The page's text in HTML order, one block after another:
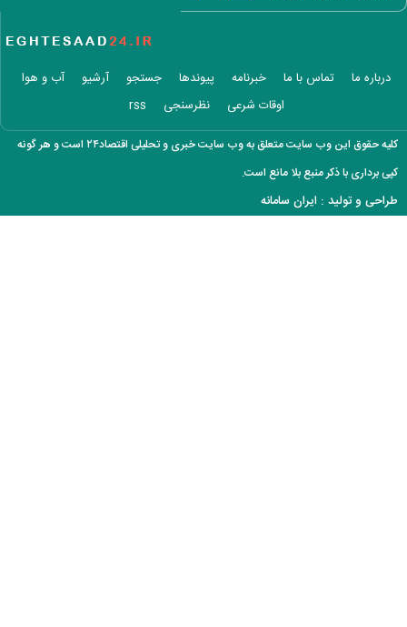
لغو افزایش تعرفه و تصاعد پلکانی بهای برق مشترکین کشاورزی
سی‌ان‌ان: توافق ایران و عمان به معنای بازگشایی تنگه نیست / آمریکا باید
شروط بیشتری را برآورده کند
همراه
فیلم/ سردار کوثری: جلسه بیت رهبری با اصرار شمخانی/ ماجرای غیبت سردار
رادان!
فوری/ جزئیات جدید از مذاکرات تنگه هرمز/ انطباق با حقوق بین‌الملل و
درباره ما تماس با ما خبرنامه پیوندها جستجو آرشیو
آب و هوا
اوقات شرعی
نظرسنجی rss
کلیه حقوق این وب سایت متعلق به وب سایت خبری و تحلیلی اقتصاد۲۴ است و هر گونه
کپی برداری با ذکر منبع بلا مانع است.
طراحی و تولید : ایران سامانه